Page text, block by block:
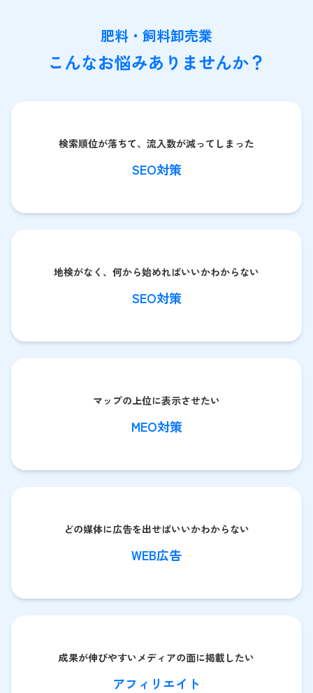
肥料・飼料卸売業
こんなお悩みありませんか？
検索順位が落ちて、流入数が減ってしまった
SEO対策
地検がなく、何から始めればいいかわからない
SEO対策
マップの上位に表示させたい
MEO対策
どの媒体に広告を出せばいいかわからない
WEB広告
成果が伸びやすいメディアの面に掲載したい
アフィリエイト